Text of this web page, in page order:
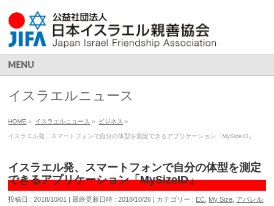
MENU
イスラエルニュース
HOME » イスラエルニュース » ビジネス »
イスラエル発、スマートフォンで自分の体型を測定できるアプリケーション「MySizeID」
イスラエル発、スマートフォンで自分の体型を測定
できるアプリケーション「MySizeID」
投稿日 : 2018/10/01 最終更新日時 : 2018/10/26 カテゴリー : EC My Size アパレル